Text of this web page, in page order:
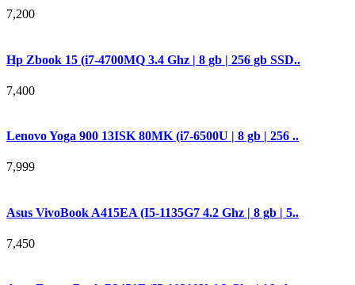
7,200
Hp Zbook 15 (i7-4700MQ 3.4 Ghz | 8 gb | 256 gb SSD..
7,400
Lenovo Yoga 900 13ISK 80MK (i7-6500U | 8 gb | 256 ..
7,999
Asus VivoBook A415EA (I5-1135G7 4.2 Ghz | 8 gb | 5..
7,450